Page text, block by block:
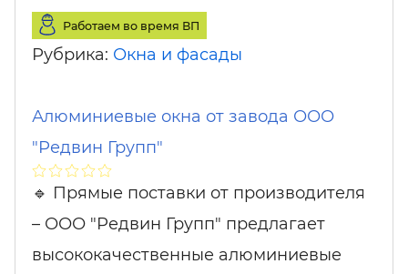
Работаем во время ВП
Рубрика: Окна и фасады
Алюминиевые окна от завода ООО
"Редвин Групп"
🔹 Прямые поставки от производителя
– ООО "Редвин Групп" предлагает
высококачественные алюминиевые